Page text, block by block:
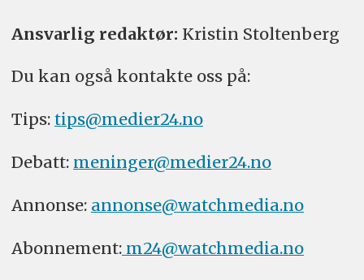
Ansvarlig redaktør: Kristin Stoltenberg
Du kan også kontakte oss på:
Tips: tips@medier24.no
Debatt: meninger@medier24.no
Annonse: annonse@watchmedia.no
Abonnement:m24@watchmedia.no